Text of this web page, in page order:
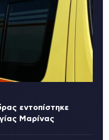
εντοπίστηκε
Μαρίνας